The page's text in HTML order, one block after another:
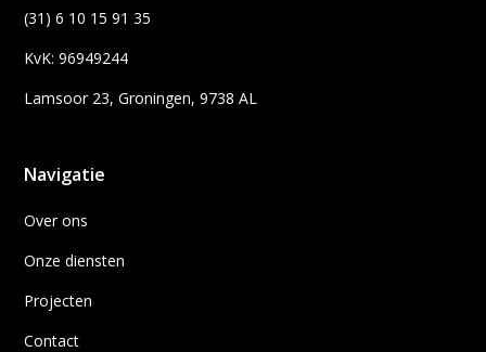
(31) 6 10 15 91 35
KvK: 96949244
Lamsoor 23, Groningen, 9738 AL
Navigatie
Over ons
Onze diensten
Projecten
Contact